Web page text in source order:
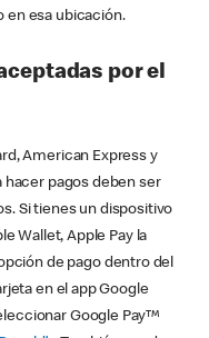
en esa ubicación.
por el
American Express y
hacer pagos deben ser
Si tienes un dispositivo
Wallet, Apple Pay la
de pago dentro del
en el app Google
Google Pay™